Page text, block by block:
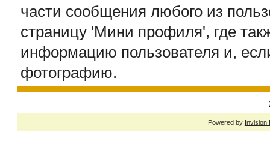
части сообщения любого из
страницу 'Мини профиля', где
информацию пользователя и,
фотографию.
Powered by Invision